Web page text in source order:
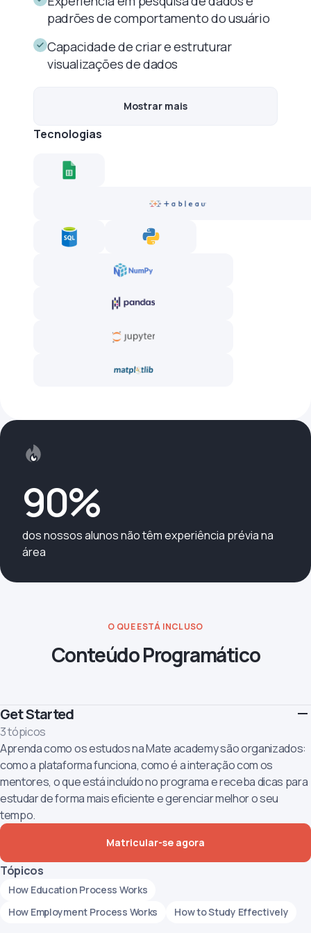
padrões de comportamento do usuário
Capacidade de criar e estruturar
visualizações de dados
Mostrar mais
Tecnologias
90%
dos nossos alunos não têm experiência prévia na
área
O QUE ESTÁ INCLUSO
Conteúdo Programático
Get Started
3 tópicos
Aprenda como os estudos na Mate academy são organizados:
como a plataforma funciona, como é a interação com os
mentores, o que está incluído no programa e receba dicas para
estudar de forma mais eficiente e gerenciar melhor o seu
tempo.
Matricular-se agora
Tópicos
How Education Process Works
How Employment Process Works
How to Study Effectively